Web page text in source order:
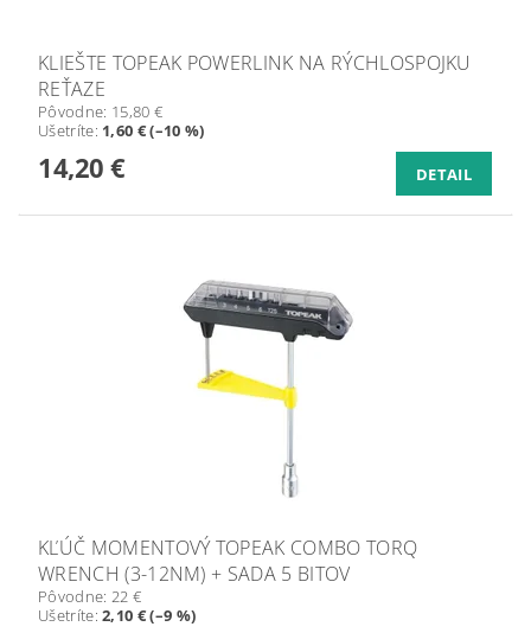
KLIEŠTE TOPEAK POWERLINK NA RÝCHLOSPOJKU
REŤAZE
Pôvodne: 15,80 €
Ušetríte: 1,60 € (–10 %)
14,20 € DETAIL
KĽÚČ MOMENTOVÝ TOPEAK COMBO TORQ
WRENCH (3-12NM) + SADA 5 BITOV
Pôvodne: 22 €
Ušetríte:2,10 € (–9 %)